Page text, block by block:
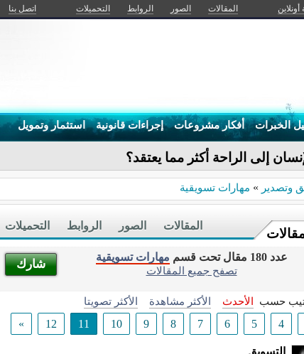
أونلاين المقالات الصور الروابط التحميلات اتصل بنا
الخبرات أفكار مشروعات إجراءات قانونية استثمار وتمويل
وتصدير » مهارات تسويقية
التحميلات الروابط الصور المقالات
شارك
عدد 180 مقال تحت قسم
مهارات تسويقية
تصفح جميع المقالات
حسب الأحدث الأكثر مشاهدة
الأكثر تصويتا
4
5
6
7
8
9
10
11
12
»
التسويق